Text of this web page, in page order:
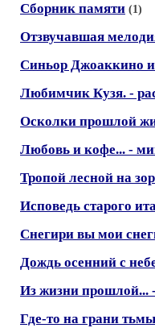
Сборник памяти (1)
Отзвучавшая
Синьор Джоаккино
Любимчик Кузя. -
Осколки прошлой
Любовь и кофе... -
Тропой лесной на
Исповедь старого
Снегири вы мои
Дождь осенний с
Из жизни прошлой...
Где-то на грани